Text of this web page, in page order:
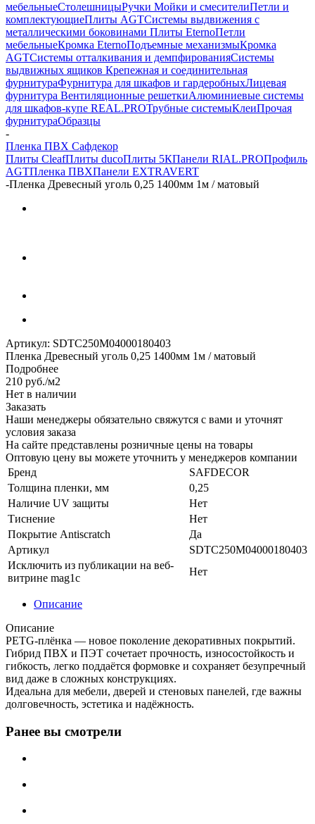
мебельныеСтолешницыРучки Мойки и смесителиПетли и
комплектующиеПлиты AGTСистемы выдвижения с
металлическими боковинами Плиты EternoПетли
мебельныеКромка EternoПодъемные механизмыКромка
AGTСистемы отталкивания и демпфированияСистемы
выдвижных ящиков Крепежная и соединительная
фурнитураФурнитура для шкафов и гардеробныхЛицевая
фурнитура Вентиляционные решеткиАлюминиевые системы
для шкафов-купе REAL.PROТрубные системыКлеиПрочая
фурнитураОбразцы
-
Пленка ПВХ Сафдекор
Плиты CleafПлиты ducoПлиты 5КПанели RIAL.PROПрофиль
AGTПленка ПВХПанели EXTRAVERT
-Пленка Древесный уголь 0,25 1400мм 1м / матовый
Артикул: SDTC250M04000180403
Пленка Древесный уголь 0,25 1400мм 1м / матовый
Подробнее
210 руб./м2
Нет в наличии
Заказать
Наши менеджеры обязательно свяжутся с вами и уточнят
условия заказа
На сайте представлены розничные цены на товары
Оптовую цену вы можете уточнить у менеджеров компании
Бренд
SAFDECOR
Толщина пленки, мм
0,25
Наличие UV защиты
Нет
Тиснение
Нет
Покрытие Antiscratch
Да
Артикул
SDTC250M04000180403
Исключить из публикации на веб-
витрине mag1c
Нет
Описание
Описание
PETG-плёнка — новое поколение декоративных покрытий.
Гибрид ПВХ и ПЭТ сочетает прочность, износостойкость и
гибкость, легко поддаётся формовке и сохраняет безупречный
вид даже в сложных конструкциях.
Идеальна для мебели, дверей и стеновых панелей, где важны
долговечность, эстетика и надёжность.
Ранее вы смотрели